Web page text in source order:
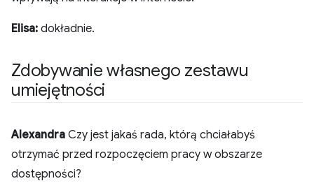
Elisa: dokładnie.
Zdobywanie własnego zestawu
umiejętności
Alexandra Czy jest jakaś rada, którą chciałabyś
otrzymać przed rozpoczęciem pracy w obszarze
dostępności?